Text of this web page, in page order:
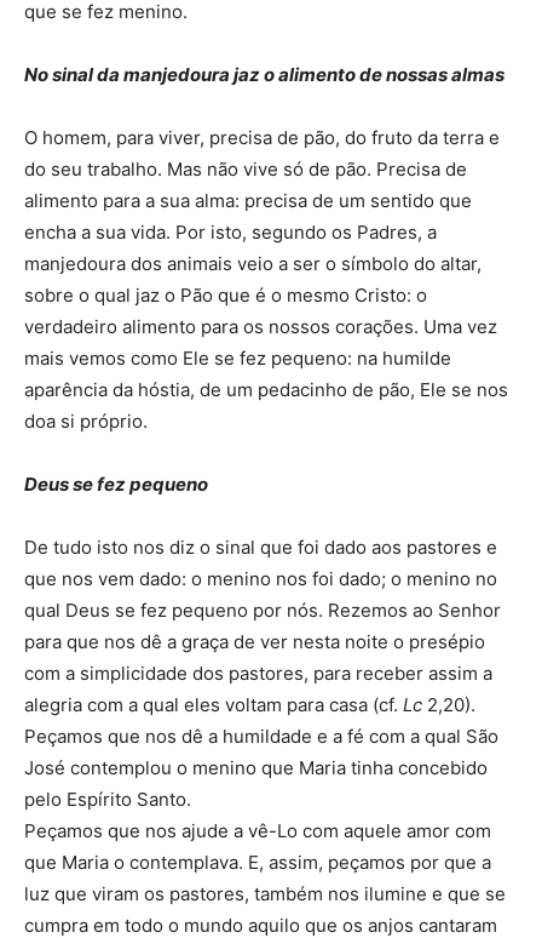
que se fez menino.
No sinal da manjedoura jaz o alimento de nossas almas
O homem, para viver, precisa de pão, do fruto da terra e
do seu trabalho. Mas não vive só de pão. Precisa de
alimento para a sua alma: precisa de um sentido que
encha a sua vida. Por isto, segundo os Padres, a
manjedoura dos animais veio a ser o símbolo do altar,
sobre o qual jaz o Pão que é o mesmo Cristo: o
verdadeiro alimento para os nossos corações. Uma vez
mais vemos como Ele se fez pequeno: na humilde
aparência da hóstia, de um pedacinho de pão, Ele se nos
doa si próprio.
Deus se fez pequeno
De tudo isto nos diz o sinal que foi dado aos pastores e
que nos vem dado: o menino nos foi dado; o menino no
qual Deus se fez pequeno por nós. Rezemos ao Senhor
para que nos dê a graça de ver nesta noite o presépio
com a simplicidade dos pastores, para receber assim a
alegria com a qual eles voltam para casa (cf. Lc 2,20).
Peçamos que nos dê a humildade e a fé com a qual São
José contemplou o menino que Maria tinha concebido
pelo Espírito Santo.
Peçamos que nos ajude a vê-Lo com aquele amor com
que Maria o contemplava. E, assim, peçamos por que a
luz que viram os pastores, também nos ilumine e que se
cumpra em todo o mundo aquilo que os anjos cantaram